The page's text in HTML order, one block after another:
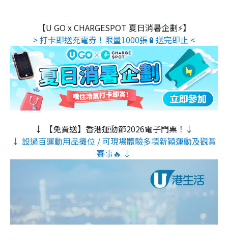
【U GO x CHARGESPOT 夏日消暑企劃⚡】
> 打卡即送充電券！限量1000張🔋送完即止 <
↓ 【免費送】香港運動節2026電子門票！↓
↓ 設過百運動用品攤位 / 可現場體驗多項新穎運動及觀賞
賽事🔥 ↓